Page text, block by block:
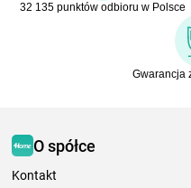
32 135 punktów odbioru w Polsce
Gwarancja
O spółce
Kontakt